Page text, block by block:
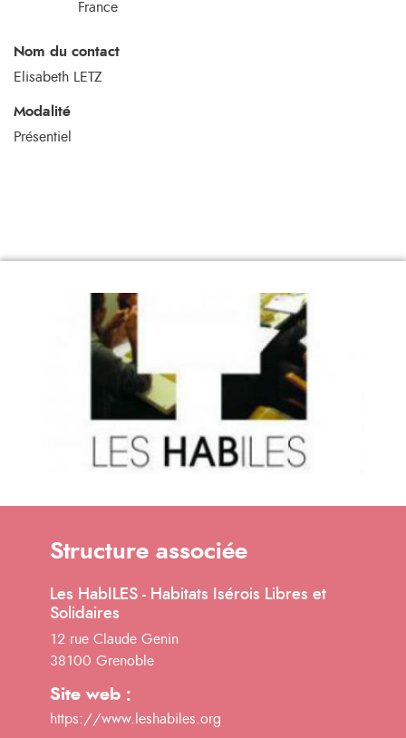
France
Nom du contact
Elisabeth LETZ
Modalité
Présentiel
Structure associée
Les HabILES - Habitats Isérois Libres et
Solidaires
12 rue Claude Genin
38100 Grenoble
Site web :
https://www.leshabiles.org